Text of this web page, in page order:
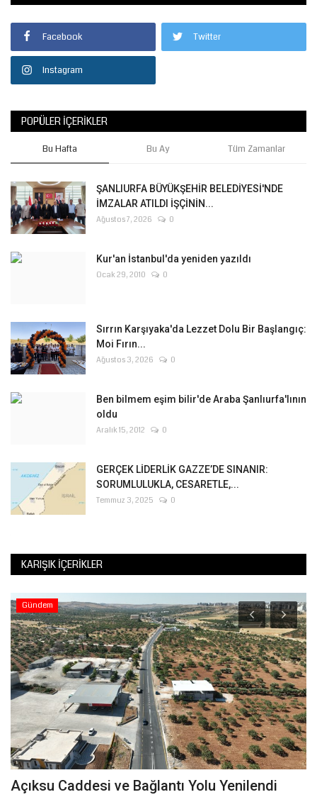
Facebook Twitter
Instagram
POPÜLER İÇERIKLER
Bu Hafta Bu Ay Tüm Zamanlar
ŞANLIURFA BÜYÜKŞEHİR BELEDİYESİ'NDE
İMZALAR ATILDI İŞÇİNİN...
Ağustos 7, 2026 0
Kur'an İstanbul'da yeniden yazıldı
Ocak 29, 2010 0
Sırrın Karşıyaka'da Lezzet Dolu Bir Başlangıç:
Moi Fırın...
Ağustos 3, 2026 0
Ben bilmem eşim bilir'de Araba Şanlıurfa'lının
oldu
Aralık 15, 2012 0
GERÇEK LİDERLİK GAZZE’DE SINANIR:
SORUMLULUKLA, CESARETLE,...
Temmuz 3, 2025 0
KARIŞIK İÇERIKLER
Gündem
Açıksu Caddesi ve Bağlantı Yolu Yenilendi